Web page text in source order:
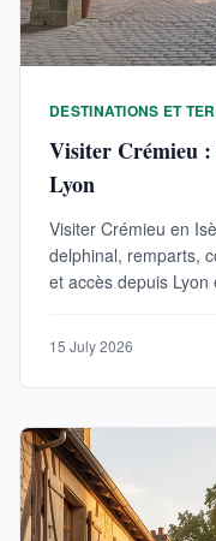
DESTINATIONS ET
Visiter Crémieu :
Lyon
Visiter Crémieu en
delphinal, remparts,
et accès depuis
15 July 2026